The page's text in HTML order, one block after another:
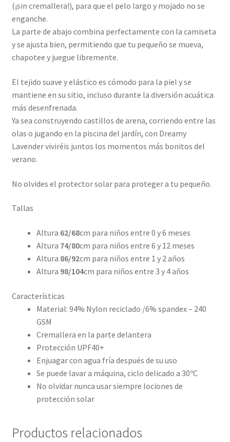
(¡sin cremallera!), para que el pelo largo y mojado no se
enganche.
La parte de abajo combina perfectamente con la camiseta
y se ajusta bien, permitiendo que tu pequeño se mueva,
chapotee y juegue libremente.
El tejido suave y elástico es cómodo para la piel y se
mantiene en su sitio, incluso durante la diversión acuática
más desenfrenada.
Ya sea construyendo castillos de arena, corriendo entre las
olas o jugando en la piscina del jardín, con Dreamy
Lavender viviréis juntos los momentos más bonitos del
verano.
No olvides el protector solar para proteger a tu pequeño.
Tallas
Altura 62/68cm para niños entre 0 y 6 meses
Altura 74/80cm para niños entre 6 y 12 meses
Altura 86/92cm para niños entre 1 y 2 años
Altura 98/104cm para niños entre 3 y 4 años
Características
Material: 94% Nylon reciclado /6% spandex – 240
GSM
Cremallera en la parte delantera
Protección UPF40+
Enjuagar con agua fría después de su uso
Se puede lavar a máquina, ciclo delicado a 30ºC
No olvidar nunca usar siempre lociones de
protección solar
Productos relacionados